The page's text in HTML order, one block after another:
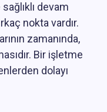
devam
nokta vardır.
zamanında,
Bir işletme
dolayı